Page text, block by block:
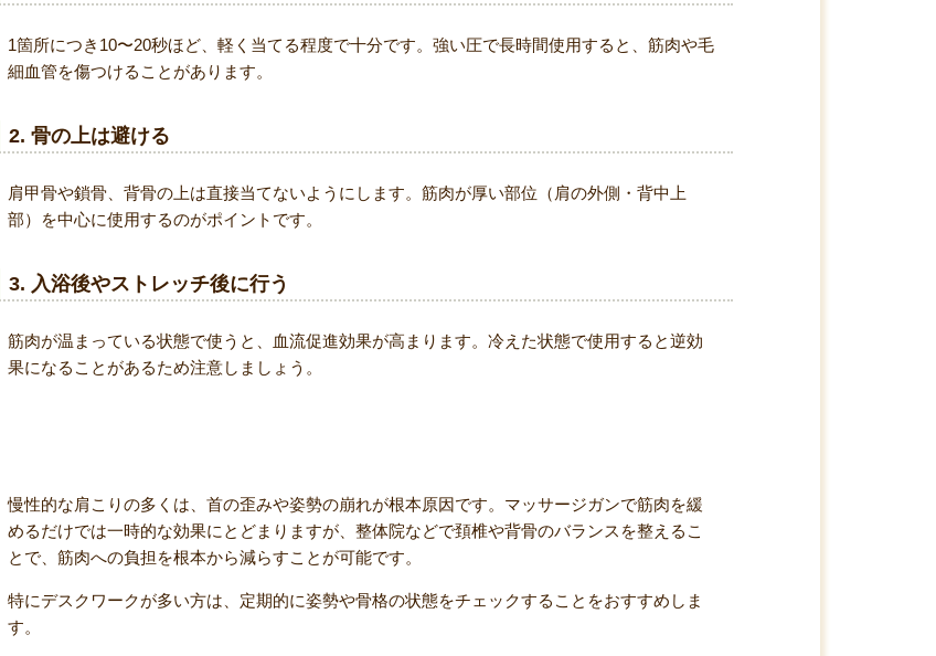
1箇所につき10〜20秒ほど、軽く当てる程度で十分です。強い圧で長時間使用すると、筋肉や毛
細血管を傷つけることがあります。
2. 骨の上は避ける
肩甲骨や鎖骨、背骨の上は直接当てないようにします。筋肉が厚い部位（肩の外側・背中上
部）を中心に使用するのがポイントです。
3. 入浴後やストレッチ後に行う
筋肉が温まっている状態で使うと、血流促進効果が高まります。冷えた状態で使用すると逆効
果になることがあるため注意しましょう。
慢性的な肩こりの多くは、首の歪みや姿勢の崩れが根本原因です。マッサージガンで筋肉を緩
めるだけでは一時的な効果にとどまりますが、整体院などで頚椎や背骨のバランスを整えるこ
とで、筋肉への負担を根本から減らすことが可能です。
特にデスクワークが多い方は、定期的に姿勢や骨格の状態をチェックすることをおすすめしま
す。